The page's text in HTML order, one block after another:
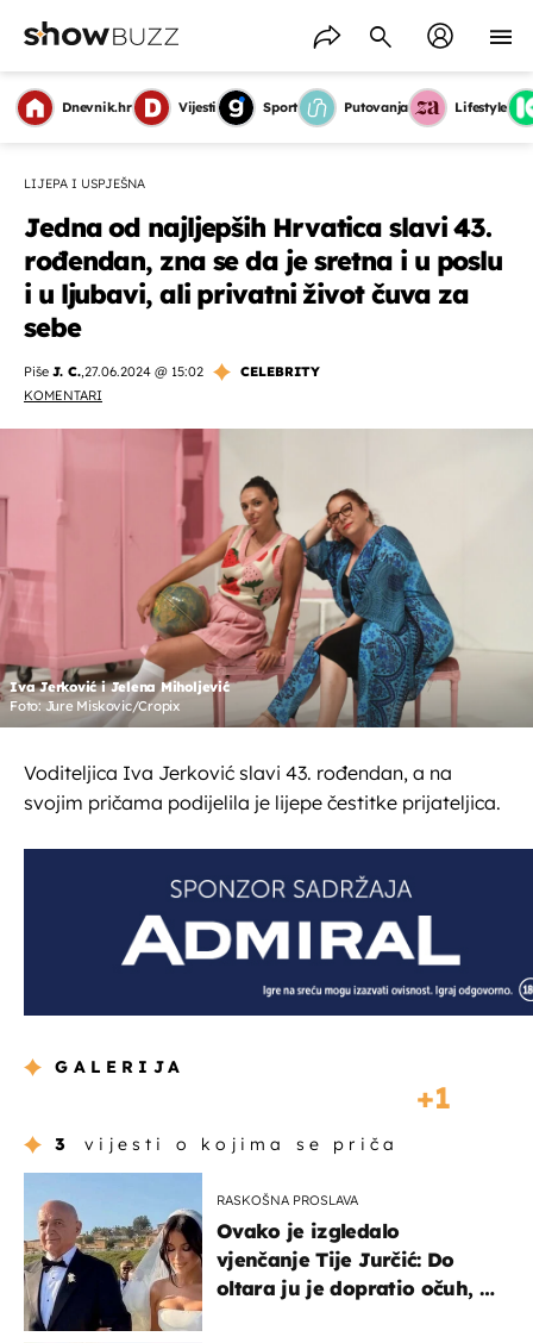
Dnevnik.hr Vijesti Sport Putovanja Lifestyle
LIJEPA I USPJEŠNA
Jedna od najljepših Hrvatica slavi 43.
rođendan, zna se da je sretna i u poslu
i u ljubavi, ali privatni život čuva za
sebe
Piše J. C.,27.06.2024 @ 15:02
CELEBRITY
KOMENTARI
Iva Jerković i Jelena Miholjević
Foto: Jure Miskovic/Cropix
Voditeljica Iva Jerković slavi 43. rođendan, a na
svojim pričama podijelila je lijepe čestitke prijateljica.
GALERIJA
1
3 vijesti o kojima se priča
RASKOŠNA PROSLAVA
Ovako je izgledalo
vjenčanje Tije Jurčić: Do
oltara ju je dopratio očuh, a
OMOGUĆI OBAVIJESTI